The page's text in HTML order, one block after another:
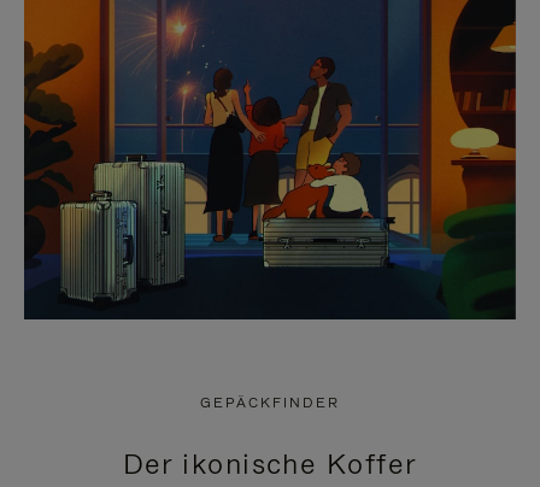
GEPÄCKFINDER
Der ikonische Koffer